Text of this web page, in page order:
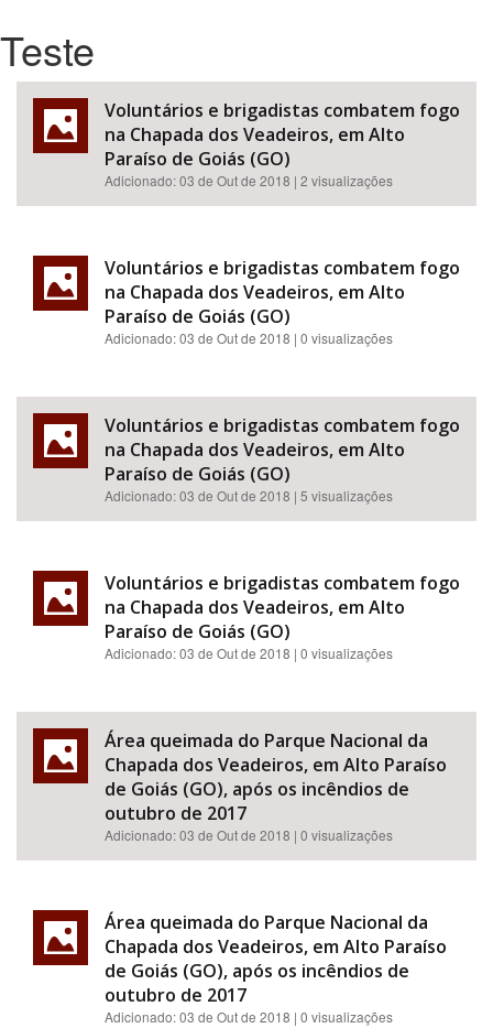
Tema
Subtema
Área de Levantamento
Área Protegida
BUSCAR
Teste
Voluntários e brigadistas combatem fogo
na Chapada dos Veadeiros, em Alto
Paraíso de Goiás (GO)
Adicionado:03 de Out de 2018 | 2 visualizações
Voluntários e brigadistas combatem fogo
na Chapada dos Veadeiros, em Alto
Paraíso de Goiás (GO)
Adicionado:03 de Out de 2018 | 0 visualizações
Voluntários e brigadistas combatem fogo
na Chapada dos Veadeiros, em Alto
Paraíso de Goiás (GO)
Adicionado:03 de Out de 2018 | 5 visualizações
Voluntários e brigadistas combatem fogo
na Chapada dos Veadeiros, em Alto
Paraíso de Goiás (GO)
Adicionado:03 de Out de 2018 | 0 visualizações
Área queimada do Parque Nacional da
Chapada dos Veadeiros, em Alto Paraíso
de Goiás (GO), após os incêndios de
outubro de 2017
Adicionado:03 de Out de 2018 | 0 visualizações
Área queimada do Parque Nacional da
Chapada dos Veadeiros, em Alto Paraíso
de Goiás (GO), após os incêndios de
outubro de 2017
Adicionado:03 de Out de 2018 | 0 visualizações